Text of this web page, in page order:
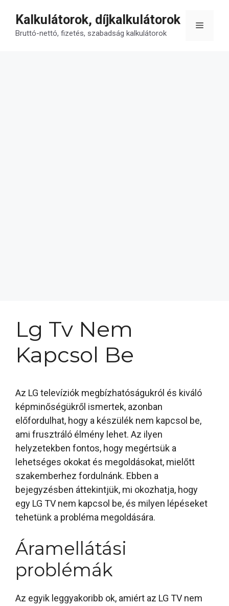
tartalomba
Kalkulátorok, díjkalkulátorok
Bruttó-nettó, fizetés, szabadság kalkulátorok
Menü
Lg Tv Nem
Kapcsol Be
Az LG televíziók megbízhatóságukról és kiváló
képminőségükről ismertek, azonban
előfordulhat, hogy a készülék nem kapcsol be,
ami frusztráló élmény lehet. Az ilyen
helyzetekben fontos, hogy megértsük a
lehetséges okokat és megoldásokat, mielőtt
szakemberhez fordulnánk. Ebben a
bejegyzésben áttekintjük, mi okozhatja, hogy
egy LG TV nem kapcsol be, és milyen lépéseket
tehetünk a probléma megoldására.
Áramellátási
problémák
Az egyik leggyakoribb ok, amiért az LG TV nem